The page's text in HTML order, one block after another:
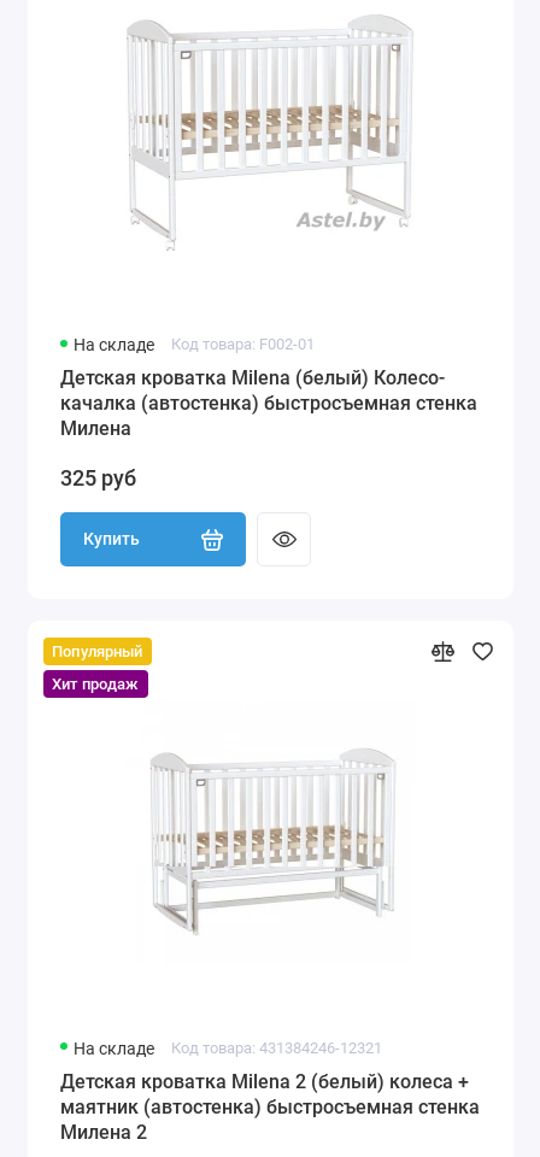
На складе Код товара: F002-01
Детская кроватка Milena (белый) Колесо-
качалка (автостенка) быстросъемная стенка
Милена
325 руб
Купить
Популярный
Хит продаж
На складе Код товара: 431384246-12321
Детская кроватка Milena 2 (белый) колеса +
маятник (автостенка) быстросъемная стенка
Милена 2